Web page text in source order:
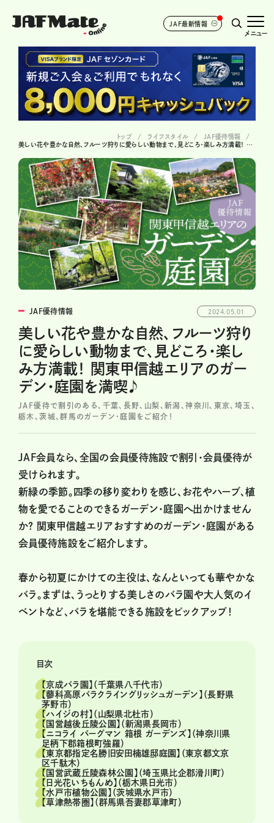
JAF最新情報
メニュー
トップ ライフスタイル
JAF優待情報
美しい花や豊かな自然、フルーツ狩りに愛らしい動物まで、見どころ・楽しみ方満載！ 関東甲信越エリアのガーデン・庭園を満喫♪
JAF優待情報 2024.05.01
美しい花や豊かな自然、フルーツ狩り
に愛らしい動物まで、見どころ・楽し
み方満載！ 関東甲信越エリアのガー
デン・庭園を満喫♪
JAF優待で割引のある、千葉、長野、山梨、新潟、神奈川、東京、埼玉、
栃木、茨城、群馬のガーデン・庭園をご紹介！
JAF会員なら、全国の会員優待施設で割引・会員優待が
受けられます。
新緑の季節。四季の移り変わりを感じ、お花やハーブ、植
物を愛でることのできるガーデン・庭園へ出かけません
か？ 関東甲信越エリアおすすめのガーデン・庭園がある
会員優待施設をご紹介します。
春から初夏にかけての主役は、なんといっても華やかな
バラ。まずは、うっとりする美しさのバラ園や大人気のイ
ベントなど、バラを堪能できる施設をピックアップ！
目次
【京成バラ園】（千葉県八千代市）
【蓼科高原バラクライングリッシュガーデン】（長野県
茅野市）
【ハイジの村】（山梨県北杜市）
【国営越後丘陵公園】（新潟県長岡市）
【ニコライ バーグマン 箱根 ガーデンズ】（神奈川県
足柄下郡箱根町強羅）
【東京都指定名勝旧安田楠雄邸庭園】（東京都文京
区千駄木）
【国営武蔵丘陵森林公園】（埼玉県比企郡滑川町）
【日光花いちもんめ】（栃木県日光市）
【水戸市植物公園】（茨城県水戸市）
【草津熱帯圏】（群馬県吾妻郡草津町）